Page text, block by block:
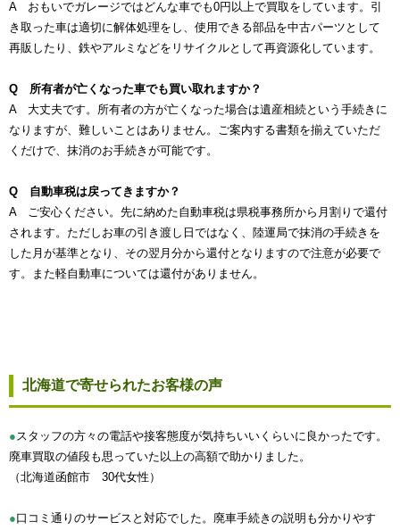
A おもいでガレージではどんな車でも0円以上で買取をしています。引
き取った車は適切に解体処理をし、使用できる部品を中古パーツとして
再販したり、鉄やアルミなどをリサイクルとして再資源化しています。
Q 所有者が亡くなった車でも買い取れますか？
A 大丈夫です。所有者の方が亡くなった場合は遺産相続という手続きに
なりますが、難しいことはありません。ご案内する書類を揃えていただ
くだけで、抹消のお手続きが可能です。
Q 自動車税は戻ってきますか？
A ご安心ください。先に納めた自動車税は県税事務所から月割りで還付
されます。ただしお車の引き渡し日ではなく、陸運局で抹消の手続きを
した月が基準となり、その翌月分から還付となりますので注意が必要で
す。また軽自動車については還付がありません。
北海道で寄せられたお客様の声
● スタッフの方々の電話や接客態度が気持ちいいくらいに良かったです。
廃車買取の値段も思っていた以上の高額で助かりました。
（北海道函館市 30代女性）
●口コミ通りのサービスと対応でした。廃車手続きの説明も分かりやす